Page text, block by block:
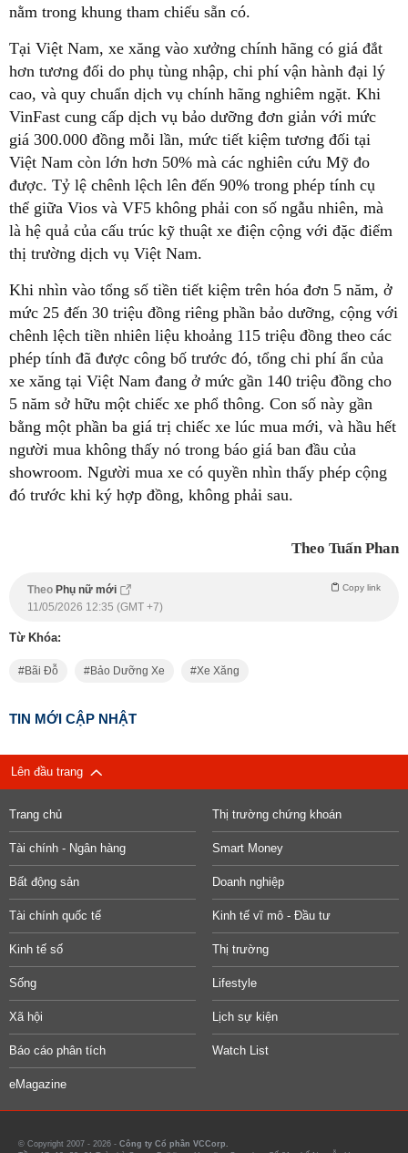
nằm trong khung tham chiếu sẵn có.
Tại Việt Nam, xe xăng vào xưởng chính hãng có giá đắt
hơn tương đối do phụ tùng nhập, chi phí vận hành đại lý
cao, và quy chuẩn dịch vụ chính hãng nghiêm ngặt. Khi
VinFast cung cấp dịch vụ bảo dưỡng đơn giản với mức
giá 300.000 đồng mỗi lần, mức tiết kiệm tương đối tại
Việt Nam còn lớn hơn 50% mà các nghiên cứu Mỹ đo
được. Tỷ lệ chênh lệch lên đến 90% trong phép tính cụ
thể giữa Vios và VF5 không phải con số ngẫu nhiên, mà
là hệ quả của cấu trúc kỹ thuật xe điện cộng với đặc điểm
thị trường dịch vụ Việt Nam.
Khi nhìn vào tổng số tiền tiết kiệm trên hóa đơn 5 năm, ở
mức 25 đến 30 triệu đồng riêng phần bảo dưỡng, cộng với
chênh lệch tiền nhiên liệu khoảng 115 triệu đồng theo các
phép tính đã được công bố trước đó, tổng chi phí ẩn của
xe xăng tại Việt Nam đang ở mức gần 140 triệu đồng cho
5 năm sở hữu một chiếc xe phổ thông. Con số này gần
bằng một phần ba giá trị chiếc xe lúc mua mới, và hầu hết
người mua không thấy nó trong báo giá ban đầu của
showroom. Người mua xe có quyền nhìn thấy phép cộng
đó trước khi ký hợp đồng, không phải sau.
Theo Tuấn Phan
Theo Phụ nữ mới Copy link
11/05/2026 12:35 (GMT +7)
Từ Khóa:
Bãi Đỗ Bảo Dưỡng Xe Xe Xăng
TIN MỚI CẬP NHẬT
Lên đầu trang
Trang chủ Thị trường chứng khoán
Tài chính - Ngân hàng Smart Money
Bất động sản Doanh nghiệp
Tài chính quốc tế Kinh tế vĩ mô - Đầu tư
Kinh tế số Thị trường
Sống Lifestyle
Xã hội Lịch sự kiện
Báo cáo phân tích Watch List
eMagazine
© Copyright 2007 - 2026 - Công ty Cổ phần VCCorp.